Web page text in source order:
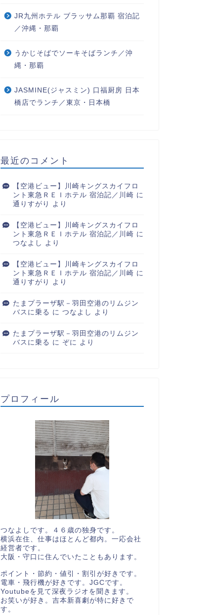
JR九州ホテル ブラッサム那覇 宿泊記
／沖縄・那覇
うかじそばでソーキそばランチ／沖
縄・那覇
JASMINE(ジャスミン) 口福厨房 日本
橋店でランチ／東京・日本橋
最近のコメント
【空港ビュー】川崎キングスカイフロ
ント東急ＲＥＩホテル 宿泊記／川崎 に
通りすがり
より
【空港ビュー】川崎キングスカイフロ
ント東急ＲＥＩホテル 宿泊記／川崎 に
つなよし
より
【空港ビュー】川崎キングスカイフロ
ント東急ＲＥＩホテル 宿泊記／川崎 に
通りすがり
より
たまプラーザ駅－羽田空港のリムジン
バスに乗る に つなよし より
たまプラーザ駅－羽田空港のリムジン
バスに乗る に ぞに より
プロフィール
つなよしです。４６歳の独身です。
横浜在住、仕事はほとんど都内。一応会社
経営者です。
大阪・守口に住んでいたこともあります。
ポイント・節約・値引・割引が好きです。
電車・飛行機が好きです。JGCです。
Youtubeを見て深夜ラジオを聞きます。
お笑いが好き。吉本新喜劇が特に好きで
す。